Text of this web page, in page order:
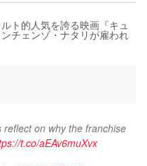
ト的人気を誇る映画『キュ
チェンゾ・ナタリが雇われ
reflect on why the franchise
t.co/aEAv6muXvx